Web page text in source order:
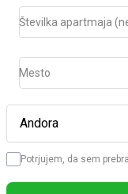
Številka apartmaja
Mesto
Andora
Potrjujem, da sem